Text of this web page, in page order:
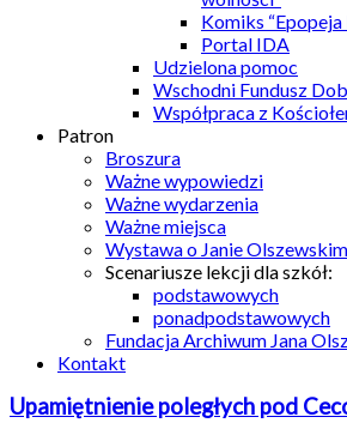
Komiks “Epopeja
Portal IDA
Udzielona pomoc
Wschodni Fundusz
Współpraca z
Patron
Broszura
Ważne wypowiedzi
Ważne wydarzenia
Ważne miejsca
Wystawa o Janie Olszewskim
Scenariusze lekcji dla szkół:
podstawowych
ponadpodstawowych
Fundacja Archiwum Jana
Kontakt
Upamiętnienie poległych pod